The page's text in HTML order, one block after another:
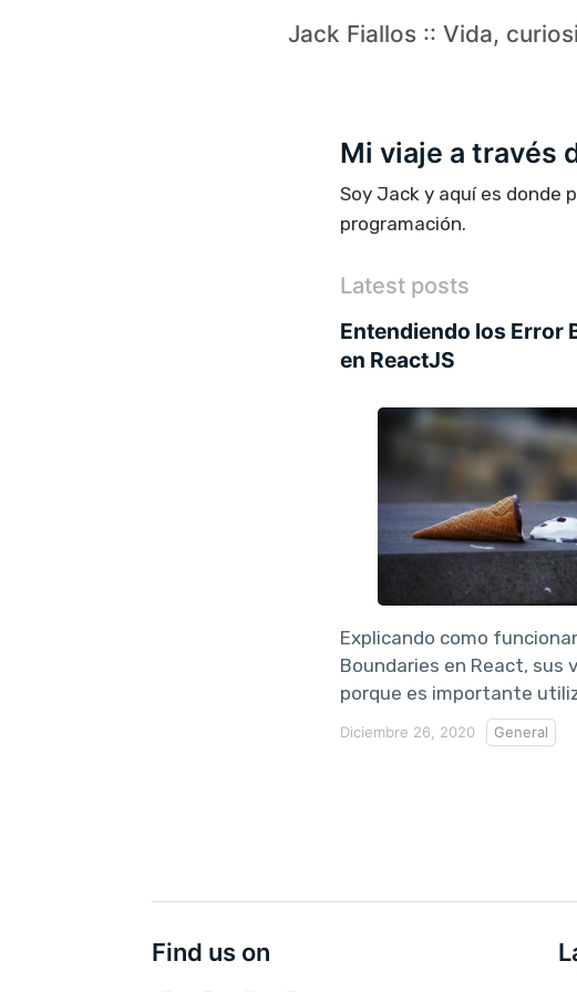
Jack Fiallos :: Vida,
Mi viaje a través
Soy Jack y aquí es donde
programación.
Latest posts
Entendiendo los Error
en ReactJS
Explicando como
Boundaries en React, sus
porque es importante
Diciembre 26, 2020 General
Find us on